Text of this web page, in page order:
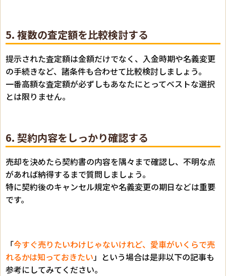
5. 複数の査定額を比較検討する
提示された査定額は金額だけでなく、入金時期や名義変更
の手続きなど、諸条件も合わせて比較検討しましょう。
一番高額な査定額が必ずしもあなたにとってベストな選択
とは限りません。
6. 契約内容をしっかり確認する
売却を決めたら契約書の内容を隅々まで確認し、不明な点
があれば納得するまで質問しましょう。
特に契約後のキャンセル規定や名義変更の期日などは重要
です。
「今すぐ売りたいわけじゃないけれど、愛車がいくらで売
れるかは知っておきたい」という場合は是非以下の記事も
参考にしてみてください。